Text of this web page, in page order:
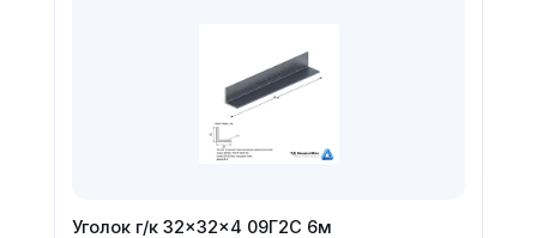
Уголок г/к 32×32×4 09Г2С 6м